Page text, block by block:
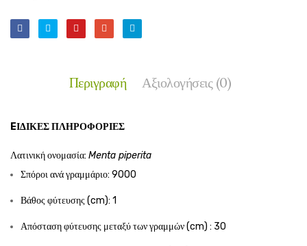
Περιγραφή Αξιολογήσεις (0)
EΙΔΙΚΈΣ ΠΛΗΡΟΦΟΡΊΕΣ
Λατινική ονομασία: Menta piperita
Σπόροι ανά γραμμάριο: 9000
Βάθος φύτευσης (cm): 1
Απόσταση φύτευσης μεταξύ των γραμμών (cm) : 30